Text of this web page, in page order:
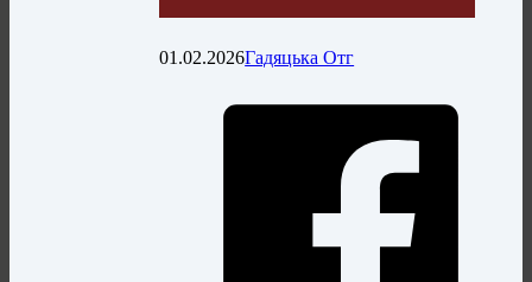
01.02.2026Гадяцька Отг